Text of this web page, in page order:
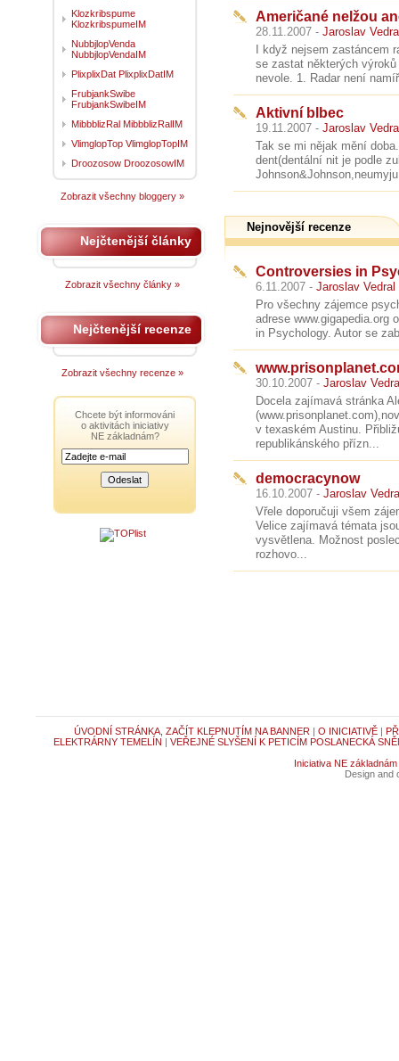
Američané nelžou
28.11.2007 - Jaroslav
I když nejsem zastáncem
se zastat některých
nevole. 1. Radar není
Aktivní blbec
19.11.2007 - Jaroslav
Tak se mi nějak mění
dent(dentální nit je podle
Nejnovější recenze
Controversies in
6.11.2007 - Jaroslav Vedral
Pro všechny zájemce
adrese www.gigapedia.org
in Psychology. Autor se
30.10.2007 - Jaroslav
Docela zajímavá stránka
v texaském Austinu.
republikánského přízn...
democracynow
16.10.2007 - Jaroslav
Vřele doporučuji všem
Velice zajímavá témata
vysvětlena. Možnost
rozhovo...
Klozkribspume
KlozkribspumeIM
NubbjlopVenda
NubbjlopVendaIM
PlixplixDat PlixplixDatIM
FrubjankSwibe
FrubjankSwibeIM
MibbblizRal MibbblizRalIM
VlimglopTop VlimglopTopIM
Droozosow DroozosowIM
Zobrazit všechny bloggery »
Nejčtenější články
Zobrazit všechny články »
Nejčtenější recenze
Zobrazit všechny recenze »
Chcete být informováni
o aktivitách iniciativy
NE základnám?
ÚVODNÍ STRÁNKA, ZAČÍT KLEPNUTÍM NA BANNER | O INICIATIVĚ|
ELEKTRÁRNY TEMELÍN | VEŘEJNÉ SLYŠENÍ K PETICÍM POSLANECKÁ
Iniciativa NE základnám
Design and